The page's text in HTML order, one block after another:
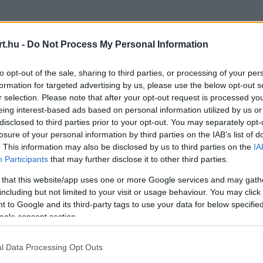
- Do Not Process My Personal Information
opt-out of the sale, sharing to third parties, or processing of your
for targeted advertising by us, please use the below opt-out
selection. Please note that after your opt-out request is processed
interest-based ads based on personal information utilized by us
to third parties prior to your opt-out. You may separately
of your personal information by third parties on the IAB’s list of
This information may also be disclosed by us to third parties on the
Participants that may further disclose it to other third parties.
that this website/app uses one or more Google services and may
but not limited to your visit or usage behaviour. You may
to Google and its third-party tags to use your data for below
consent section.
Data Processing Opt Outs
versenygépét, amellyel Sainz
egy installációs kört teljesített az új
megosztotta tapasztalatait. "Eddig minden
sikerült a kezdés, ami jó hír, hiszen egy új
the server or network failed or because the
supported.